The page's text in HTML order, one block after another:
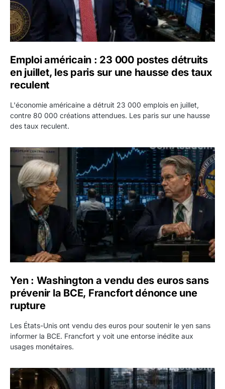
Emploi américain : 23 000 postes détruits
en juillet, les paris sur une hausse des taux
reculent
L'économie américaine a détruit 23 000 emplois en juillet,
contre 80 000 créations attendues. Les paris sur une hausse
des taux reculent.
Yen : Washington a vendu des euros sans prévenir la
Yen : Washington a vendu des euros sans
prévenir la BCE, Francfort dénonce une
rupture
Les États-Unis ont vendu des euros pour soutenir le yen sans
informer la BCE. Francfort y voit une entorse inédite aux
usages monétaires.
Jane Street négocie le transfert de 11 milliards de